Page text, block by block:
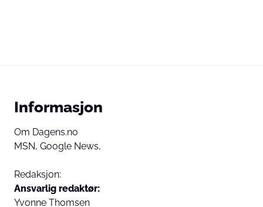
Informasjon
Om Dagens.no
MSN, Google News,
Redaksjon:
Ansvarlig redaktør:
Yvonne Thomsen